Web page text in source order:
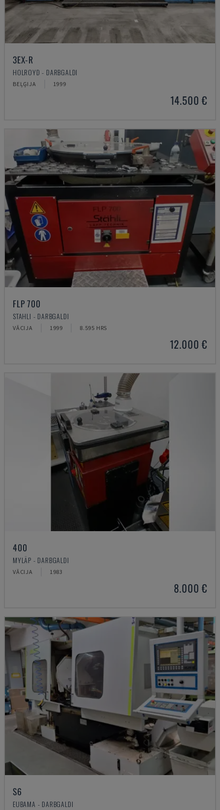
3EX-R
HOLROYD - DARBGALDI
BEĻĢIJA 1999
14.500 €
FLP 700
STAHLI - DARBGALDI
VĀCIJA 1999 8.595 HRS
12.000 €
400
MYLÄP - DARBGALDI
VĀCIJA 1983
8.000 €
S6
EUBAMA - DARBGALDI